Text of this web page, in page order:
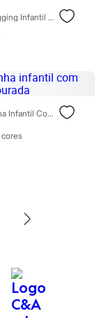
Calça Legging Infantil Com Glitter Azul
Rasteirinha Infantil Com Tachas Dourada
cores